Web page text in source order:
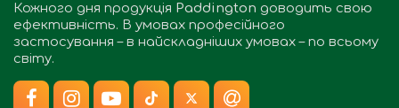
Кожного дня продукція Paddington доводить свою
ефективність. В умовах професійного
застосування – в найскладніших умовах – по всьому
світу.